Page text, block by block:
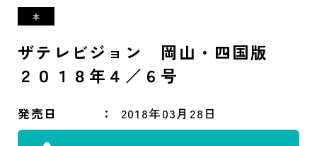
ザテレビジョン 岡山・四国版
２０１８年４／６号
発売日 2018年03月28日